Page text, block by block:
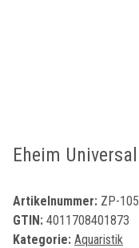
Eheim
Artikelnummer: ZP-
GTIN: 4011708401873
Kategorie: Aquaristik